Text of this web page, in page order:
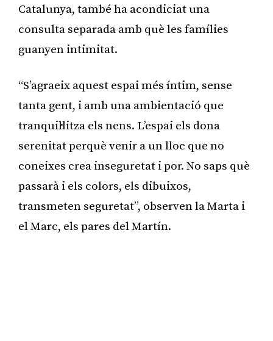
Catalunya, també ha acondiciat una
consulta separada amb què les famílies
guanyen intimitat.
“S’agraeix aquest espai més íntim, sense
tanta gent, i amb una ambientació que
tranquil·litza els nens. L’espai els dona
serenitat perquè venir a un lloc que no
coneixes crea inseguretat i por. No saps què
passarà i els colors, els dibuixos,
transmeten seguretat”, observen la Marta i
el Marc, els pares del Martín.